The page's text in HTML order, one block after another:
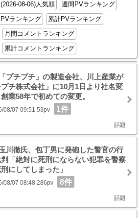
08-06)人気順
週間PVランキング
ランキング
累計PVランキング
月間コメントランキング
累計コメントランキング
プチプチ」の製造会社、川上産業が
プチ株式会社」に10月1日より社名変
業58年で初めての変更。
08/07 09:51 53pv 1件
話題
川徹氏、包丁男に発砲した警官の行
「絶対に死刑にならない犯罪を警察
にしてしまった」
08/07 08:48 286pv 8件
話題